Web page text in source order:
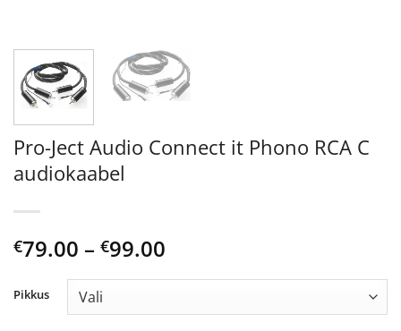
Pro-Ject Audio Connect it Phono RCA C
audiokaabel
€79.00 – €99.00
through
Pikkus